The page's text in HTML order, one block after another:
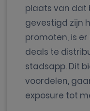
plaats van dat
gevestigd zijn
promoten, is
deals te
stadsapp. Dit
voordelen,
exposure tot